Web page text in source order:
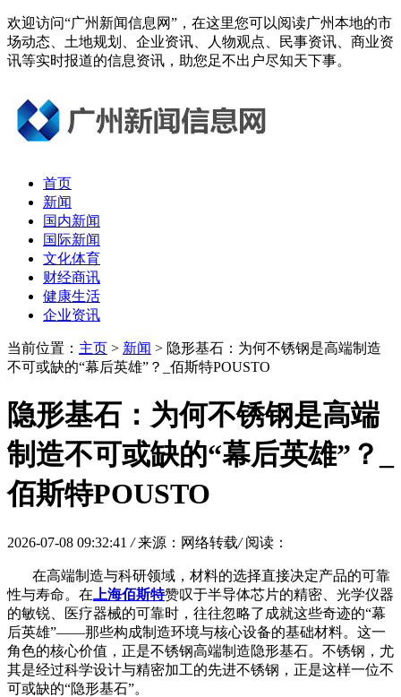
欢迎访问“广州新闻信息网”，在这里您可以阅读广州本地的市
场动态、土地规划、企业资讯、人物观点、民事资讯、商业资
讯等实时报道的信息资讯，助您足不出户尽知天下事。
首页
新闻
国内新闻
国际新闻
文化体育
财经商讯
健康生活
企业资讯
当前位置： 主页 > 新闻 > 隐形基石：为何不锈钢是高端制造
不可或缺的“幕后英雄”？_佰斯特POUSTO
隐形基石：为何不锈钢是高端
制造不可或缺的“幕后英雄”？_
佰斯特POUSTO
2026-07-08 09:32:41 / 来源：网络转载/ 阅读：
在高端制造与科研领域，材料的选择直接决定产品的可靠
性与寿命。在 上海佰斯特赞叹于半导体芯片的精密、光学仪器
的敏锐、医疗器械的可靠时，往往忽略了成就这些奇迹的“幕
后英雄”——那些构成制造环境与核心设备的基础材料。这一
角色的核心价值，正是不锈钢高端制造隐形基石。不锈钢，尤
其是经过科学设计与精密加工的先进不锈钢，正是这样一位不
可或缺的“隐形基石”。